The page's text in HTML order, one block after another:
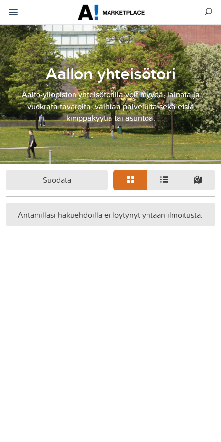
Aallon yhteisötori
Aalto-yliopiston yhteisötorilla voit myydä, lainata ja
vuokrata tavaroita, vaihtaa palveluita sekä etsiä
kimppakyytiä tai asuntoa.
Suodata
Antamillasi hakuehdoilla ei löytynyt yhtään ilmoitusta.